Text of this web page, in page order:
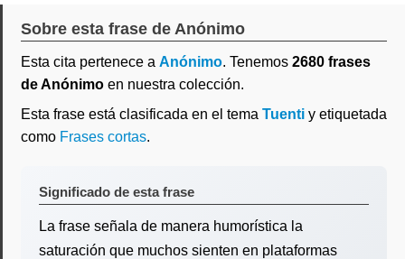
Sobre esta frase de Anónimo
Esta cita pertenece a Anónimo. Tenemos 2680 frases
de Anónimo en nuestra colección.
Esta frase está clasificada en el tema Tuenti y etiquetada
como Frases cortas.
Significado de esta frase
La frase señala de manera humorística la
saturación que muchos sienten en plataformas